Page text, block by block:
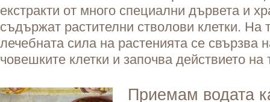
екстракти от много специални дървета и
съдържат растителни стволови клетки. На
лечебната сила на растенията се свързва
човешките клетки и започва действието на
Приемам водата